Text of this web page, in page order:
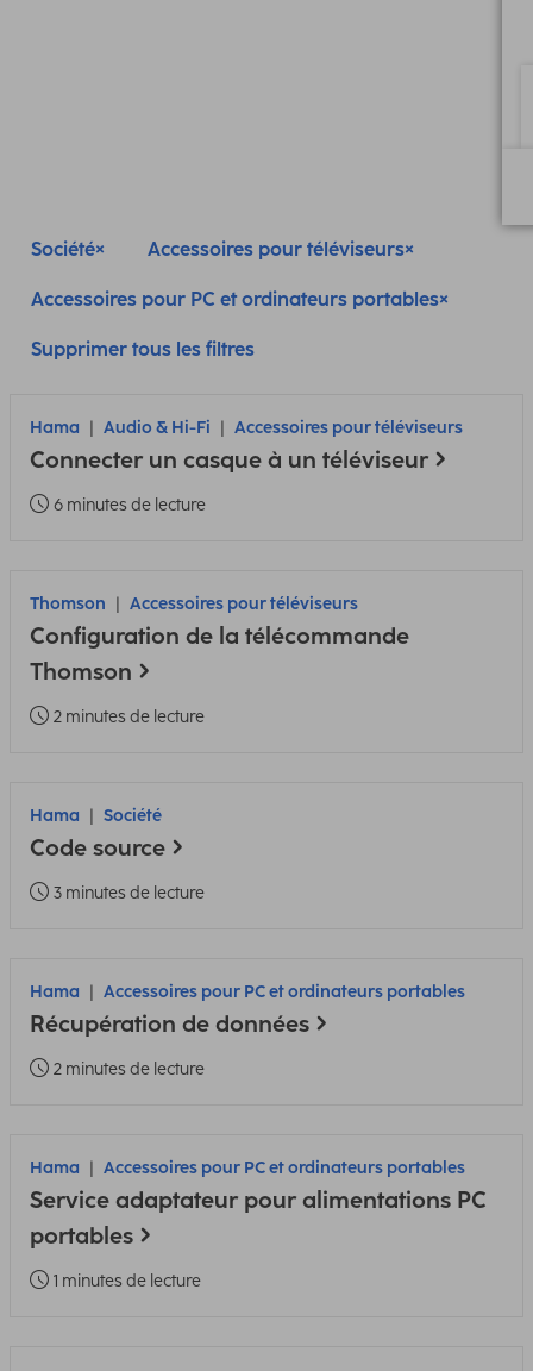
Société Accessoires pour téléviseurs
Accessoires pour PC et ordinateurs portables
Supprimer tous les filtres
Hama Audio & Hi-Fi Accessoires pour téléviseurs
Connecter un casque à un téléviseur
6 minutes de lecture
Thomson Accessoires pour téléviseurs
Configuration de la télécommande
Thomson
2 minutes de lecture
Hama Société
Code source
3 minutes de lecture
Hama Accessoires pour PC et ordinateurs portables
Récupération de données
2 minutes de lecture
Hama Accessoires pour PC et ordinateurs portables
Service adaptateur pour alimentations PC
portables
1 minutes de lecture